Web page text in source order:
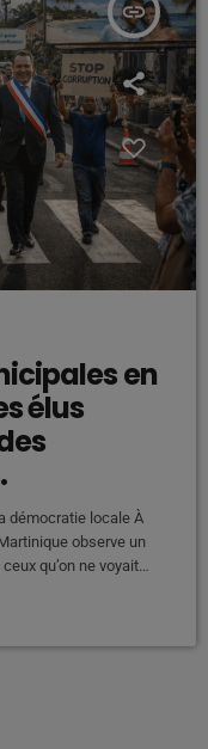
insert_link
en
élus
démocratie locale À
observe un
qu’on ne voyait
messies,